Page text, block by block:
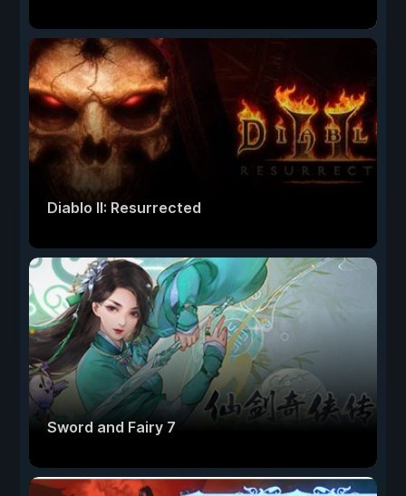
Diablo II: Resurrected
Sword and Fairy 7